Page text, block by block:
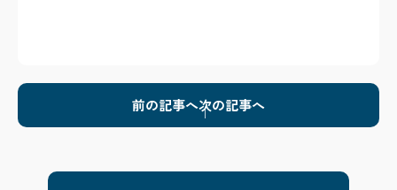
前の記事へ次の記事へ